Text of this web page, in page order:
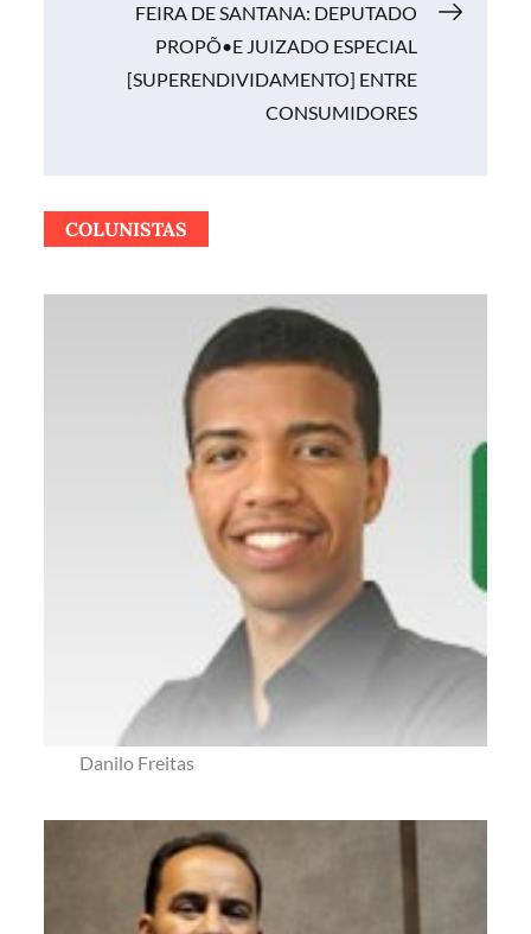
Post
FEIRA DE SANTANA: DEPUTADO
PROPÕ•E JUIZADO ESPECIAL
[SUPERENDIVIDAMENTO] ENTRE
CONSUMIDORES
COLUNISTAS
Danilo Freitas